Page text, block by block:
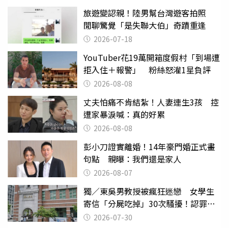
旅遊變認親！陸男幫台灣遊客拍照
閒聊驚覺「是失聯大伯」奇蹟重逢
2026-07-18
YouTuber花19萬開箱度假村「到場遭
拒入住＋報警」 粉絲怒灌1星負評
2026-08-08
丈夫怕痛不肯結紮！人妻連生3孩 控
遭家暴淚喊：真的好累
2026-08-08
彭小刀證實離婚！14年豪門婚正式畫
句點 親曝：我們還是家人
2026-08-07
獨／東吳男教授被瘋狂迷戀 女學生
寄信「分屍吃掉」30次騷擾！認罪免
關 2026-07-30